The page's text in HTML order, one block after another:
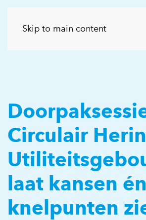
Skip to main content
Circulair
laat kansen én
knelpunten